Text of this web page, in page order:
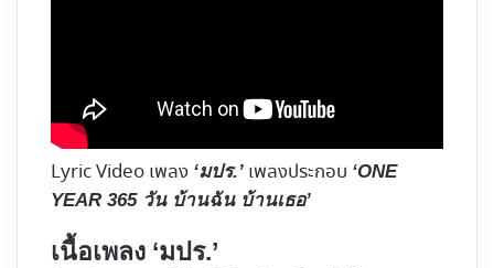
Lyric Video เพลง ‘มปร.’ เพลงประกอบ ‘ONE
YEAR 365 วัน บ้านฉัน บ้านเธอ’
เนื้อเพลง ‘มปร.’